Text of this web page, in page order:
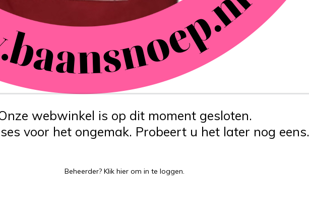
webwinkel is op dit moment gesloten.
voor het ongemak. Probeert u het later nog eens.
Beheerder? Klik hier om in te loggen.